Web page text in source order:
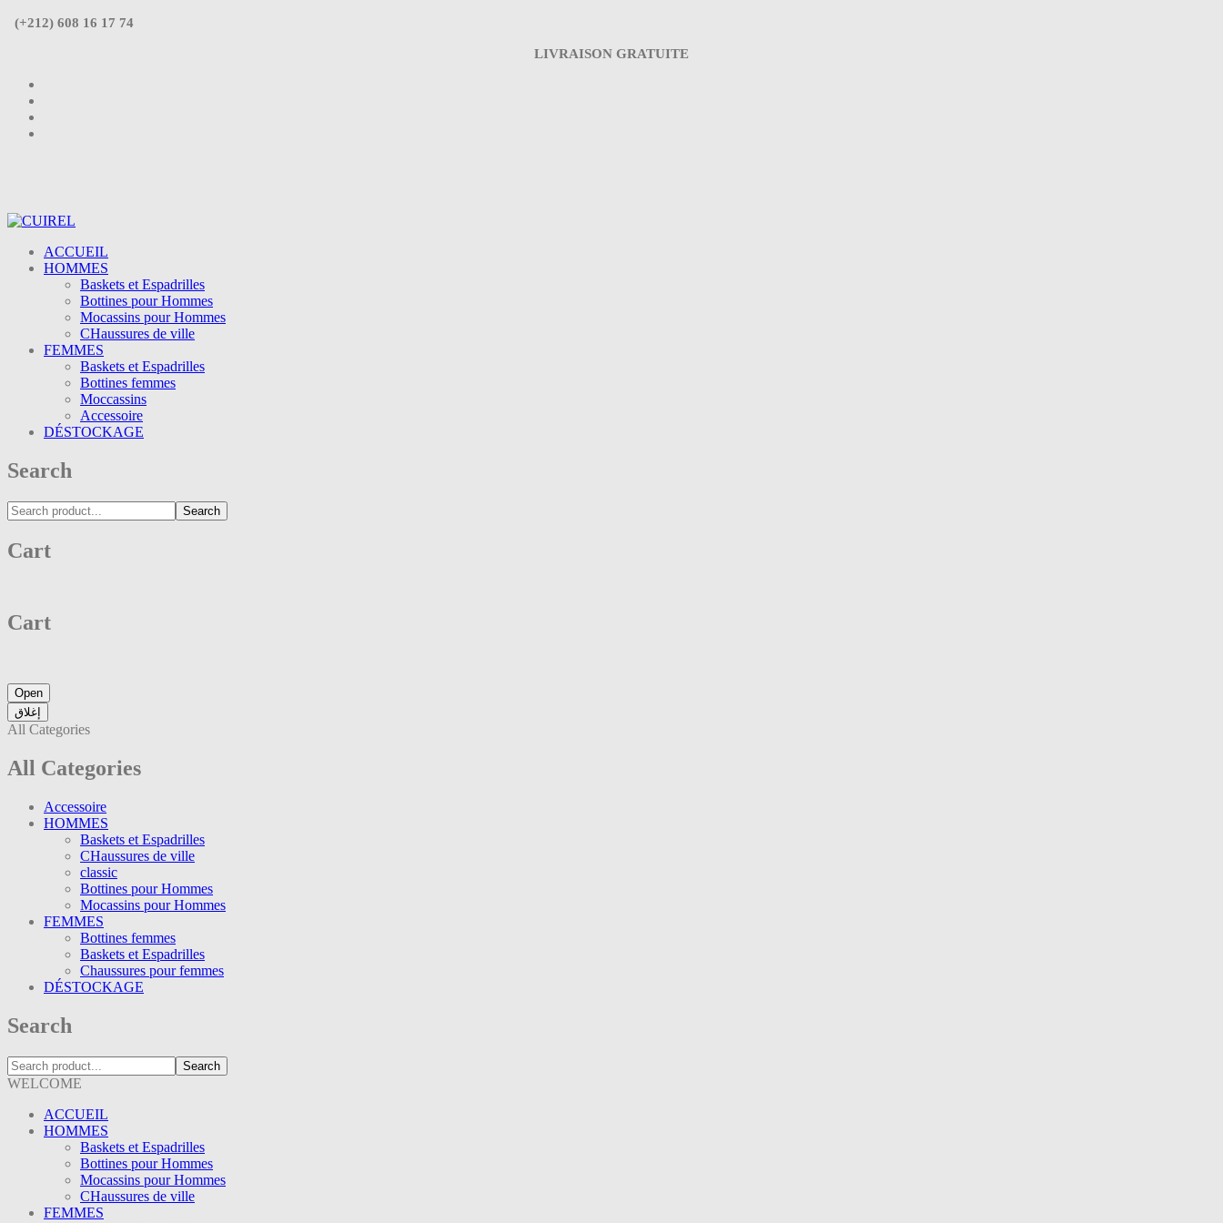
(+212) 608 16 17 74
LIVRAISON GRATUITE
ACCUEIL
HOMMES
Baskets et Espadrilles
Bottines pour Hommes
Mocassins pour Hommes
CHaussures de ville
FEMMES
Baskets et Espadrilles
Bottines femmes
Moccassins
Accessoire
DÉSTOCKAGE
Search
Search
Cart
Cart
Open
إغلاق
All Categories
All Categories
Accessoire
HOMMES
Baskets et Espadrilles
CHaussures de ville
classic
Bottines pour Hommes
Mocassins pour Hommes
FEMMES
Bottines femmes
Baskets et Espadrilles
Chaussures pour femmes
DÉSTOCKAGE
Search
Search
WELCOME
ACCUEIL
HOMMES
Baskets et Espadrilles
Bottines pour Hommes
Mocassins pour Hommes
CHaussures de ville
FEMMES